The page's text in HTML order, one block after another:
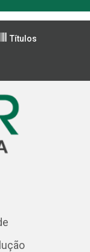
Títulos